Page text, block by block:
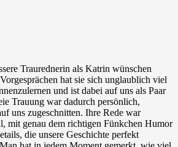
Traurednerin als Katrin wünschen
hat sie sich unglaublich viel
und ist dabei auf uns als Paar
Trauung war dadurch persönlich,
uns zugeschnitten. Ihre Rede war
mit genau dem richtigen Fünkchen Humor
die unsere Geschichte perfekt